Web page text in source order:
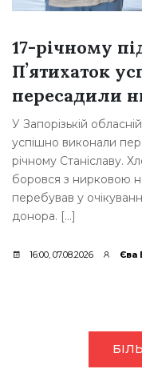
17-річному
Пʼятихаток
пересадили
У Запорізькій обласній
успішно виконали
річному Станіславу.
боровся з нирковою
перебував у
донора. […]
16:00, 07.08.2026 Єва